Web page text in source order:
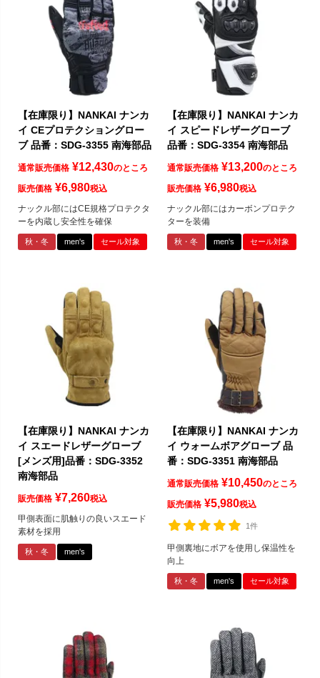
【在庫限り】NANKAI ナンカ
イ CEプロテクショングロー
ブ 品番：SDG-3355 南海部品
通常販売価格 ¥12,430のところ
販売価格 ¥6,980税込
ナックル部にはCE規格プロテクタ
ーを内蔵し安全性を確保
秋・冬 men's セール対象
【在庫限り】NANKAI ナンカ
イ スピードレザーグローブ
品番：SDG-3354 南海部品
通常販売価格 ¥13,200のところ
販売価格 ¥6,980税込
ナックル部にはカーボンプロテク
ターを装備
秋・冬 men's セール対象
【在庫限り】NANKAI ナンカ
イ スエードレザーグローブ
[メンズ用]品番：SDG-3352
南海部品
販売価格 ¥7,260税込
甲側表面に肌触りの良いスエード
素材を採用
秋・冬 men's
【在庫限り】NANKAI ナンカ
イ ウォームボアグローブ 品
番：SDG-3351 南海部品
通常販売価格 ¥10,450のところ
販売価格 ¥5,980税込
1件
甲側裏地にボアを使用し保温性を
向上
秋・冬 men's セール対象